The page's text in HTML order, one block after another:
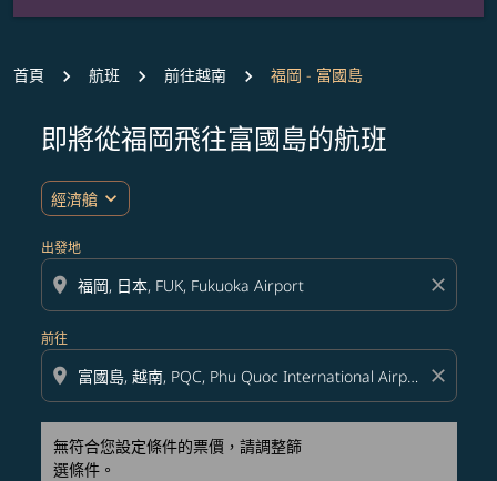
首頁 航班 前往越南 福岡 - 富國島
即將從福岡飛往富國島的航班
經濟艙 expand_more
出發地
location_on close
前往
location_on close
無符合您設定條件的票價，請調整篩
選條件。
無符合您設定條件的票價，請調整篩選條件。